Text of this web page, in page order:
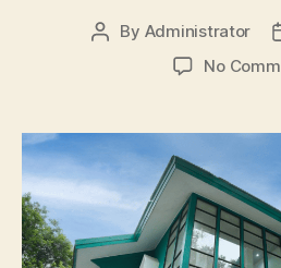
Post
By Administrator
No